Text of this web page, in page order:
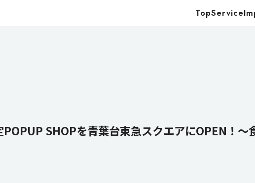
TopService
SHOPを青葉台東急スクエアにOPEN！～